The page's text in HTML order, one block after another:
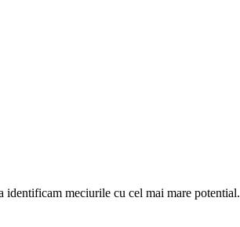
identificam meciurile cu cel mai mare potential.